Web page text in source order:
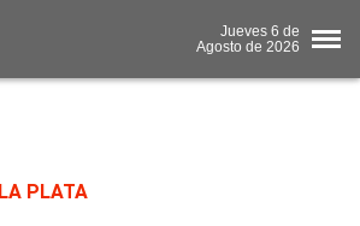
Jueves 6 de
Agosto de 2026
LA PLATA